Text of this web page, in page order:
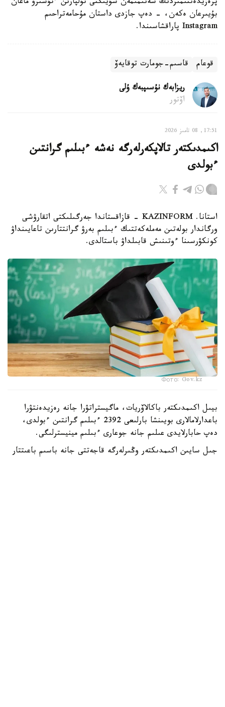
پرەزيدەنتىمىزدىڭ سەنىمىمەن سۇيىكتى تۇلپارىن ءتۇسىرۋ ماعان
بۇيىرعان ەكەن، - دەپ جازدى داستان مۇحامەتراحىم
Instagram پاراقشاسىندا.
قوعام قاسىم-جومارت توقايەۆ
ريزابەك نۇسىپبەك ۇلى
اۆتور
17:51, 08 تامىز 2026
اكىمدىكتەر تالاپكەرلەرگە نەشە ءبىلىم گرانتىن
ءبولدى
استانا. KAZINFORM - قازاقستاندا جەرگىلىكتى اتقارۋشى
ورگاندار بولەتىن مەملەكەتتىك ءبىلىم بەرۋ گرانتتارىن تاعايىنداۋ
كونكۋرسىنا ءوتىنىش قابىلداۋ باستالدى.
Фото: Gov.kz
بيىل اكىمدىكتەر باكالاۆريات، ماگيستراتۋرا جانە رەزيدەنتۋرا
باعدارلامالارى بويىنشا بارلىعى 2392 ءبىلىم گرانتىن ءبولدى،
دەپ حابارلايدى عىلىم جانە جوعارى ءبىلىم مينيسترلىگى.
جىل سايىن اكىمدىكتەر وڭىرلەرگە قاجەتتى جانە باسىم باعىتتار